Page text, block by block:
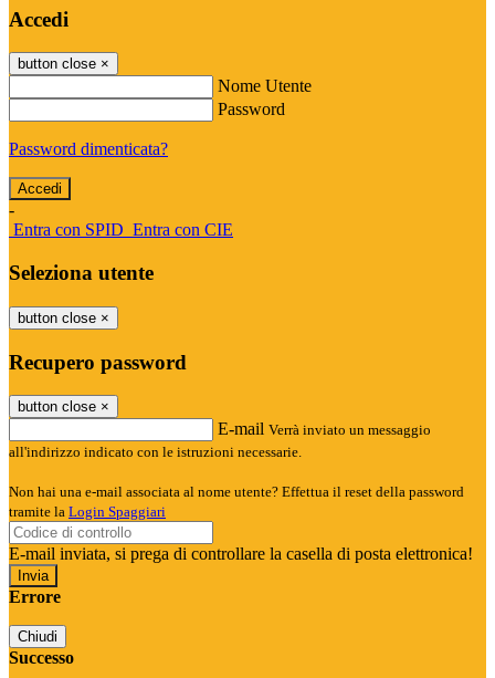
Accedi
button close ×
Nome Utente
Password
Password dimenticata?
-
Entra con SPID Entra con CIE
Seleziona utente
button close ×
Recupero password
button close ×
E-mail Verrà inviato un messaggio
all'indirizzo indicato con le istruzioni necessarie.
Non hai una e-mail associata al nome utente? Effettua il reset della password
tramite la Login Spaggiari
E-mail inviata, si prega di controllare la casella di posta elettronica!
Errore
Chiudi
Successo